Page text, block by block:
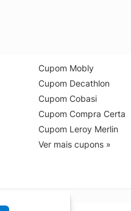
Cupom Mobly
Cupom Decathlon
Cupom Cobasi
Cupom Compra Certa
Cupom Leroy Merlin
Ver mais cupons »